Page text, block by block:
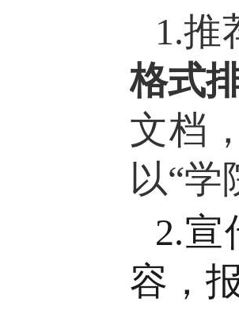
1.推
格式
文档
以“
2.宣
容，